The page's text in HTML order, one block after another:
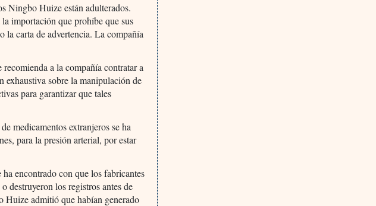
Ningbo Huize están adulterados.
importación que prohíbe que sus
carta de advertencia. La compañía
a la compañía contratar a
exhaustiva sobre la manipulación de
para garantizar que tales
medicamentos extranjeros se ha
para la presión arterial, por estar
encontrado con que los fabricantes
destruyeron los registros antes de
admitió que habían generado